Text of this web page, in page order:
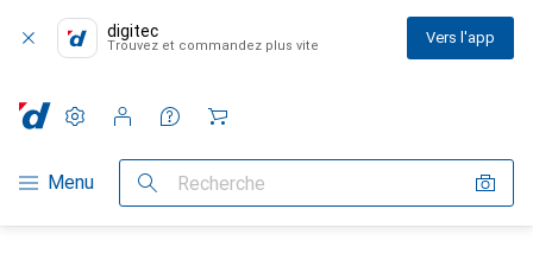
digitec
Trouvez et commandez plus vite Vers l'app
Navigation par catégorie
Menu Recherche
Paramètres
Compte client
Listes de comparaison
Listes d'envies
Panier